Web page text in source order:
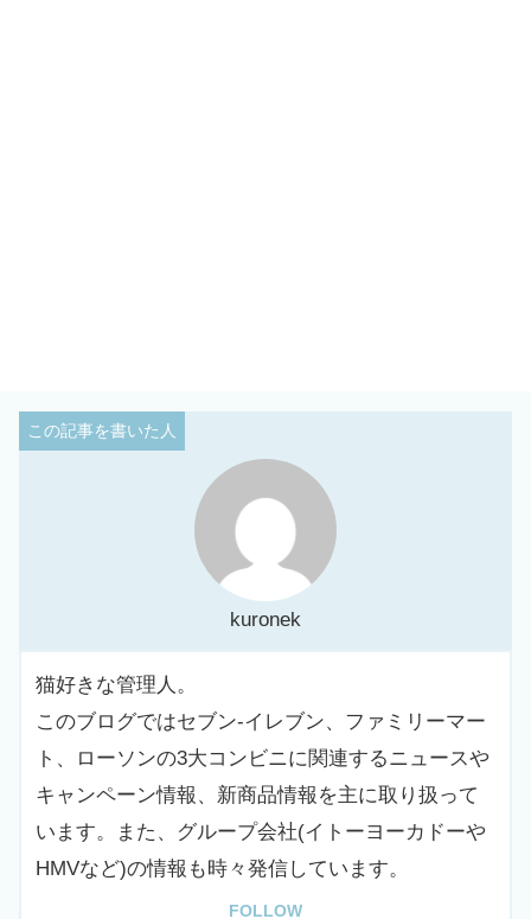
kuronek
猫好きな管理人。
このブログではセブン-イレブン、ファミリーマー
ト、ローソンの3大コンビニに関連するニュースや
キャンペーン情報、新商品情報を主に取り扱って
います。また、グループ会社(イトーヨーカドーや
HMVなど)の情報も時々発信しています。
FOLLOW